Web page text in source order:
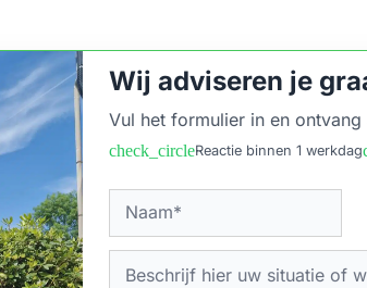
Wij adviseren je
Vul het formulier in en
check_circleReactie binnen 1 werkdag